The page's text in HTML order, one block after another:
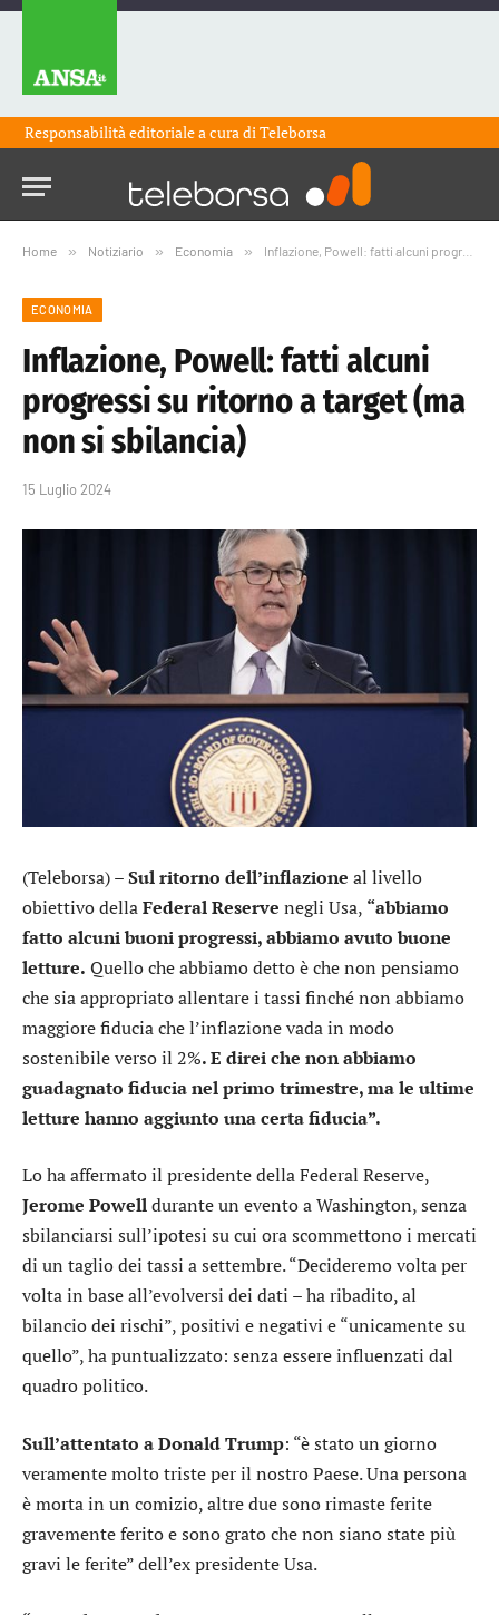
Responsabilità editoriale a cura diTeleborsa
Home » Notiziario » Economia » Inflazione, Powell: fatti alcuni progressi su ritorno a target (ma non si sbilancia)
ECONOMIA
Inflazione, Powell: fatti alcuni
progressi su ritorno a target (ma
non si sbilancia)
15 Luglio 2024
(Teleborsa) –Sul ritorno dell’inflazione al livello
obiettivo dellaFederal Reserve negli Usa, “abbiamo
fatto alcuni buoni progressi, abbiamo avuto buone
letture. Quello che abbiamo detto è che non pensiamo
che sia appropriato allentare i tassi finché non abbiamo
maggiore fiducia che l’inflazione vada in modo
sostenibile verso il 2%. E direi che non abbiamo
guadagnato fiducia nel primo trimestre, ma le ultime
letture hanno aggiunto una certa fiducia”.
Lo ha affermato il presidente della Federal Reserve,
Jerome Powelldurante un evento a Washington, senza
sbilanciarsi sull’ipotesi su cui ora scommettono i mercati
di un taglio dei tassi a settembre. “Decideremo volta per
volta in base all’evolversi dei dati – ha ribadito, al
bilancio dei rischi”, positivi e negativi e “unicamente su
quello”, ha puntualizzato: senza essere influenzati dal
quadro politico.
Sull’attentato a Donald Trump: “è stato un giorno
veramente molto triste per il nostro Paese. Una persona
è morta in un comizio, altre due sono rimaste ferite
gravemente ferito e sono grato che non siano state più
gravi le ferite” dell’ex presidente Usa.